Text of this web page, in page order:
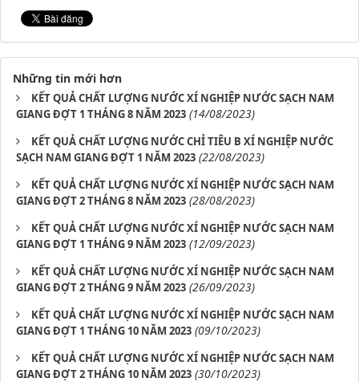
Những tin mới hơn
KẾT QUẢ CHẤT LƯỢNG NƯỚC XÍ NGHIỆP NƯỚC SẠCH NAM
GIANG ĐỢT 1 THÁNG 8 NĂM 2023 (14/08/2023)
KẾT QUẢ CHẤT LƯỢNG NƯỚC CHỈ TIÊU B XÍ NGHIỆP NƯỚC
SẠCH NAM GIANG ĐỢT 1 NĂM 2023 (22/08/2023)
KẾT QUẢ CHẤT LƯỢNG NƯỚC XÍ NGHIỆP NƯỚC SẠCH NAM
GIANG ĐỢT 2 THÁNG 8 NĂM 2023 (28/08/2023)
KẾT QUẢ CHẤT LƯỢNG NƯỚC XÍ NGHIỆP NƯỚC SẠCH NAM
GIANG ĐỢT 1 THÁNG 9 NĂM 2023 (12/09/2023)
KẾT QUẢ CHẤT LƯỢNG NƯỚC XÍ NGHIỆP NƯỚC SẠCH NAM
GIANG ĐỢT 2 THÁNG 9 NĂM 2023 (26/09/2023)
KẾT QUẢ CHẤT LƯỢNG NƯỚC XÍ NGHIỆP NƯỚC SẠCH NAM
GIANG ĐỢT 1 THÁNG 10 NĂM 2023 (09/10/2023)
KẾT QUẢ CHẤT LƯỢNG NƯỚC XÍ NGHIỆP NƯỚC SẠCH NAM
GIANG ĐỢT 2 THÁNG 10 NĂM 2023 (30/10/2023)